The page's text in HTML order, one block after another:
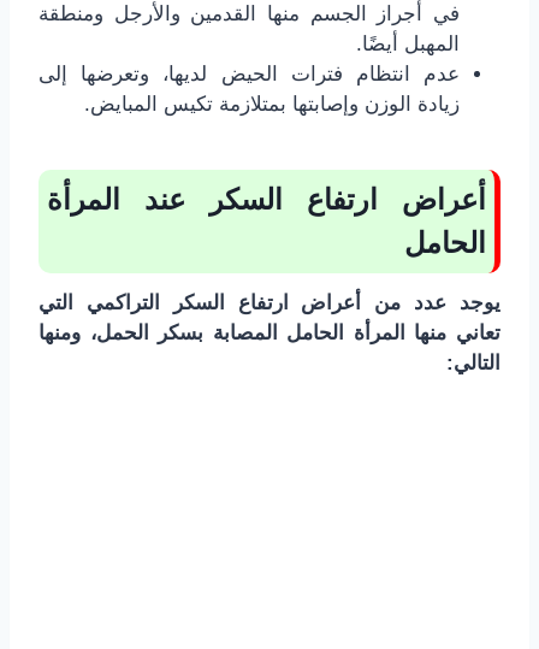
في أجراز الجسم منها القدمين والأرجل ومنطقة
المهبل أيضًا.
عدم انتظام فترات الحيض لديها، وتعرضها إلى
زيادة الوزن وإصابتها بمتلازمة تكيس المبايض.
أعراض ارتفاع السكر عند المرأة
الحامل
يوجد عدد من أعراض ارتفاع السكر التراكمي التي
تعاني منها المرأة الحامل المصابة بسكر الحمل، ومنها
التالي: